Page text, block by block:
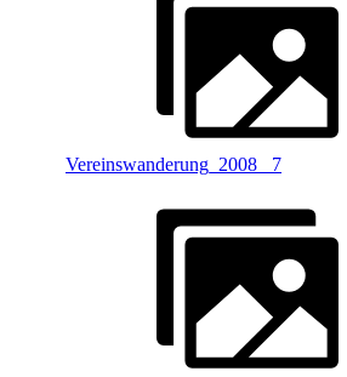
Vereinswanderung_2008 _7